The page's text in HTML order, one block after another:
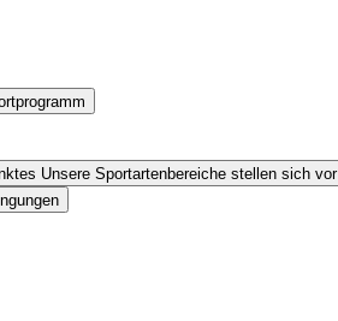
Unsere Sportartenbereiche stellen sich vor